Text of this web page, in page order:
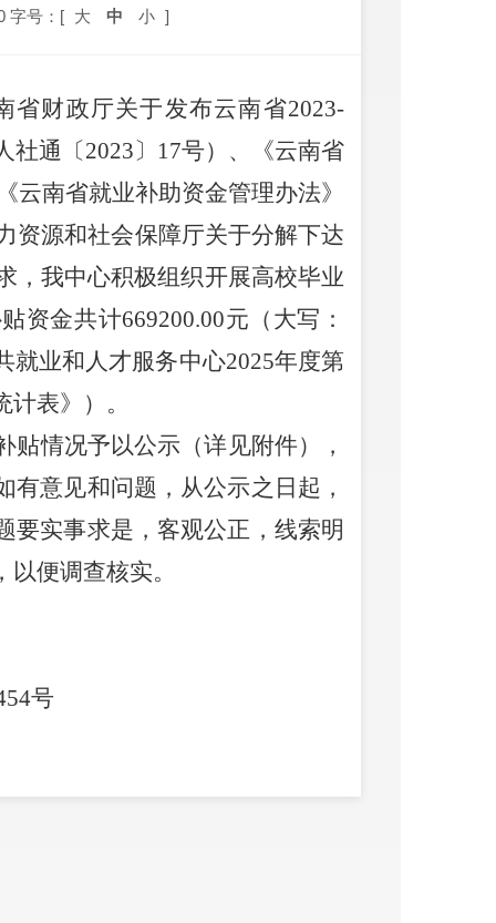
字号：[ 大 中 小 ]
省财政厅关于发布云南省2023-
社通〔2023〕 17号）、
《云南省
南省就业补助资金管理办法》
资源和社会保障厅关于分解下达
，我中心积极组织开展高校毕业
资金共计669200.00元（大写：
就业和人才服务中心2025年度第
计表》）。
情况予以公示（详见附件），
有意见和问题，从公示之日起，
要实事求是，客观公正，线索明
便调查核实。
号